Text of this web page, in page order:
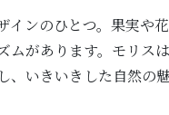
インのひとつ。果実や
ムがあります。モリス
、いきいきした自然の